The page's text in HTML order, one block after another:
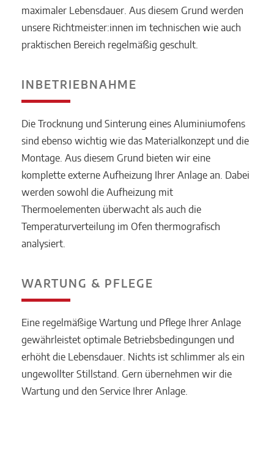
maximaler Lebensdauer. Aus diesem Grund werden
unsere Richtmeister:innen im technischen wie auch
praktischen Bereich regelmäßig geschult.
INBETRIEBNAHME
Die Trocknung und Sinterung eines Aluminiumofens
sind ebenso wichtig wie das Materialkonzept und die
Montage. Aus diesem Grund bieten wir eine
komplette externe Aufheizung Ihrer Anlage an. Dabei
werden sowohl die Aufheizung mit
Thermoelementen überwacht als auch die
Temperaturverteilung im Ofen thermografisch
analysiert.
WARTUNG & PFLEGE
Eine regelmäßige Wartung und Pflege Ihrer Anlage
gewährleistet optimale Betriebsbedingungen und
erhöht die Lebensdauer. Nichts ist schlimmer als ein
ungewollter Stillstand. Gern übernehmen wir die
Wartung und den Service Ihrer Anlage.